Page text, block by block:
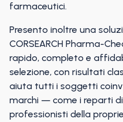
farmaceutici.
Presento inoltre una
CORSEARCH Pharma-
rapido, completo e
selezione, con risultati
aiuta tutti i soggetti
marchi — come i reparti
professionisti della